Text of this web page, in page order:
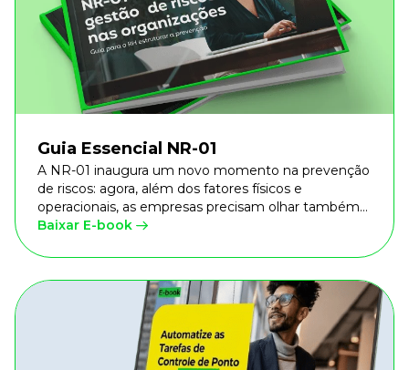
Guia Essencial NR-01
A NR-01 inaugura um novo momento na prevenção
de riscos: agora, além dos fatores físicos e
operacionais, as empresas precisam olhar também
para os riscos organizacionais e psicossociais.
Baixar E-book